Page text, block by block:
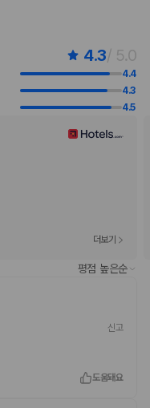
4.3/ 5.0
4.4
4.3
4.5
더보기
평점 높은순
신고
도움돼요